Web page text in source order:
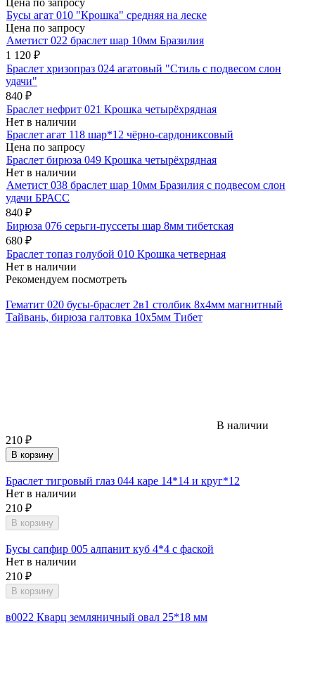
Бусы агат 010 "Крошка" средняя на леске
Цена по запросу
Аметист 022 браслет шар 10мм Бразилия
1 120 ₽
Браслет хризопраз 024 агатовый "Стиль с подвесом слон
удачи"
840 ₽
Браслет нефрит 021 Крошка четырёхрядная
Нет в наличии
Браслет агат 118 шар*12 чёрно-сардониксовый
Цена по запросу
Браслет бирюза 049 Крошка четырёхрядная
Нет в наличии
Аметист 038 браслет шар 10мм Бразилия с подвесом слон
удачи БРАСС
840 ₽
Бирюза 076 серьги-пуссеты шар 8мм тибетская
680 ₽
Браслет топаз голубой 010 Крошка четверная
Нет в наличии
Рекомендуем посмотреть
Гематит 020 бусы-браслет 2в1 столбик 8х4мм магнитный
Тайвань, бирюза галтовка 10х5мм Тибет
В наличии
210 ₽
В корзину
Браслет тигровый глаз 044 каре 14*14 и круг*12
Нет в наличии
210 ₽
В корзину
Бусы сапфир 005 алпанит куб 4*4 с фаской
Нет в наличии
210 ₽
В корзину
в0022 Кварц земляничный овал 25*18 мм